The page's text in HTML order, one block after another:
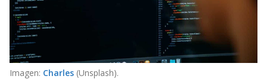
Imagen: Charles(Unsplash).